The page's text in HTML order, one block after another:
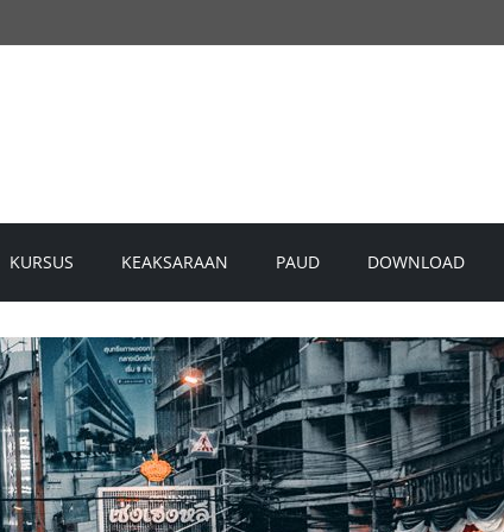
KURSUS KEAKSARAAN PAUD DOWNLOAD